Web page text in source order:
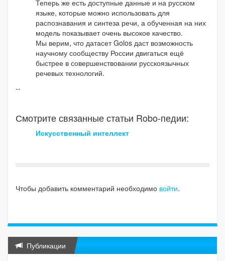
Теперь же есть доступные данные и на русском
языке, которые можно использовать для
распознавания и синтеза речи, а обученная на них
модель показывает очень высокое качество.
Мы верим, что датасет Golos даст возможность
научному сообществу России двигаться ещё
быстрее в совершенствовании русскоязычных
речевых технологий.
--
Смотрите связанные статьи Robo-педии:
Искусственный интеллект
Чтобы добавить комментарий необходимо войти.
Публикации